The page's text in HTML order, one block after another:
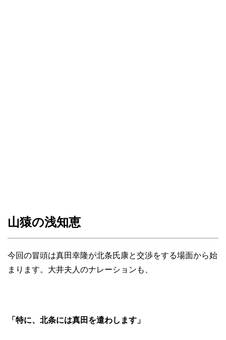
山猿の浅知恵
今回の冒頭は真田幸隆が北条氏康と交渉をする場面から始
まります。大井夫人のナレーションも、
「特に、北条には真田を遣わします」